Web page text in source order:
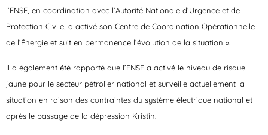
l’ENSE, en coordination avec l’Autorité Nationale d’Urgence et de
Protection Civile, a activé son Centre de Coordination Opérationnelle
de l’Énergie et suit en permanence l’évolution de la situation ».
Il a également été rapporté que l’ENSE a activé le niveau de risque
jaune pour le secteur pétrolier national et surveille actuellement la
situation en raison des contraintes du système électrique national et
après le passage de la dépression Kristin.